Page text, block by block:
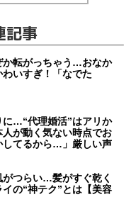
記事
か転がっちゃう…おなか
いすぎ！「なでた
に…“代理婚活”はアリか
が動く気ない時点でお
してるから…」厳しい声
つらい…髪がすぐ乾く
の“神テク”とは【美容